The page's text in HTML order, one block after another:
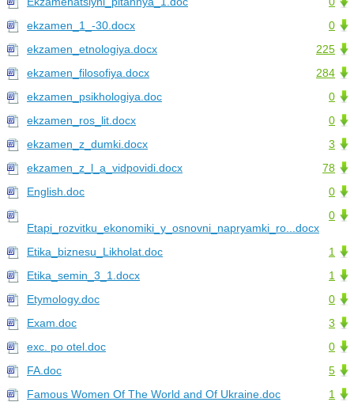
0
ekzamen_1_-30.docx
225
ekzamen_etnologiya.docx
284
ekzamen_filosofiya.docx
0
ekzamen_psikhologiya.doc
0
ekzamen_ros_lit.docx
3
ekzamen_z_dumki.docx
78
ekzamen_z_l_a_vidpovidi.docx
0
English.doc
0
Etapi_rozvitku_ekonomiki_y_osnovni_napryamki_ro...docx
1
Etika_biznesu_Likholat.doc
1
Etika_semin_3_1.docx
0
Etymology.doc
3
Exam.doc
0
exc. po otel.doc
5
FA.doc
1
Famous Women Of The World and Of Ukraine.doc